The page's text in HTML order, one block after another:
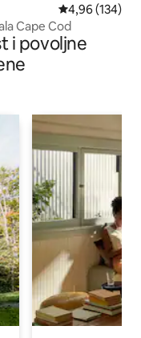
Prosječna
4,96 (134)
Cape Cod
i povoljne